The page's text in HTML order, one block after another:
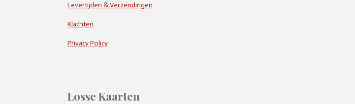
Levertijden & Verzendingen
Klachten
Privacy Policy
Losse Kaarten